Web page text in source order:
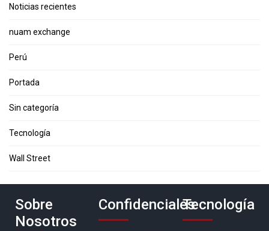
Noticias recientes
nuam exchange
Perú
Portada
Sin categoría
Tecnología
Wall Street
Sobre
Nosotros
ConfidencialesTecnología